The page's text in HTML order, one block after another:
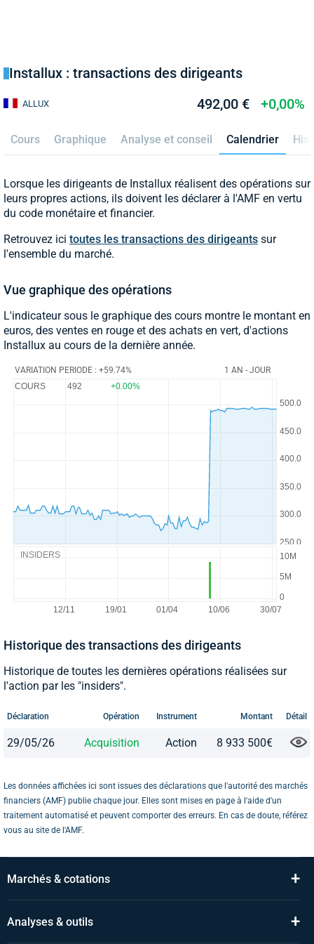
Installux : transactions des dirigeants
ALLUX 492,00 € +0,00%
Cours Graphique Analyse et conseil Calendrier
Lorsque les dirigeants de Installux réalisent des opérations sur
leurs propres actions, ils doivent les déclarer à l'AMF en vertu
du code monétaire et financier.
Retrouvez ici toutes les transactions des dirigeants sur
l'ensemble du marché.
Vue graphique des opérations
L'indicateur sous le graphique des cours montre le montant en
euros, des ventes en rouge et des achats en vert, d'actions
Installux au cours de la dernière année.
VARIATION PERIODE : +59.74% 1 AN - JOUR
INSIDERS
COURS 492 +0.00%
Historique des transactions des dirigeants
Historique de toutes les dernières opérations réalisées sur
l'action par les "insiders".
Déclaration Opération Instrument Montant Détail
29/05/26 Acquisition Action 8 933 500€
Les données affichées ici sont issues des déclarations que l'autorité des marchés
financiers (AMF) publie chaque jour. Elles sont mises en page à l'aide d'un
traitement automatisé et peuvent comporter des erreurs. En cas de doute, référez
vous au site de l'AMF.
Marchés & cotations +
Analyses & outils +